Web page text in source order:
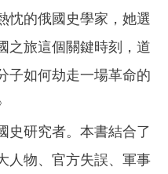
忱的俄國史學家，她選
之旅這個關鍵時刻，道
子如何劫走一場革命的
史研究者。本書結合了
人物、官方失誤、軍事